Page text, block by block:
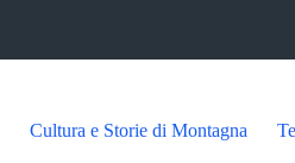
Cultura e Storie di Montagna